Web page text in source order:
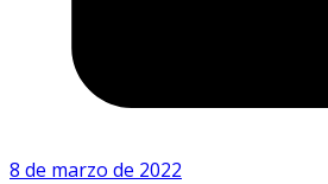
8 de marzo de 2022